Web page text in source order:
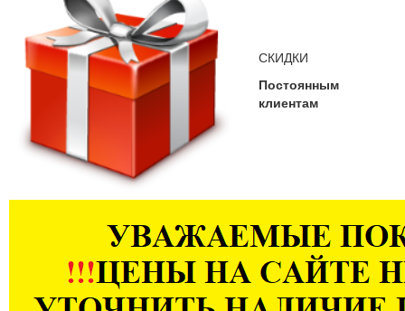
СКИДКИ
Постоянным
клиентам